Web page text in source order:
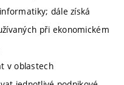
dále získá
při ekonomickém
v oblastech